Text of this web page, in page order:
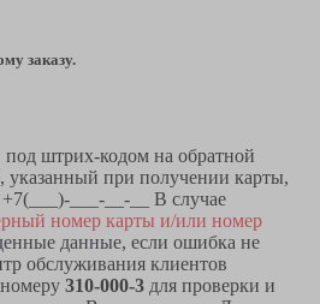
заказу.
штрих-кодом на обратной
указанный при получении карты,
___-__-__ В случае
номер карты и/или номер
данные, если ошибка не
обслуживания клиентов
310-000-3 для проверки и